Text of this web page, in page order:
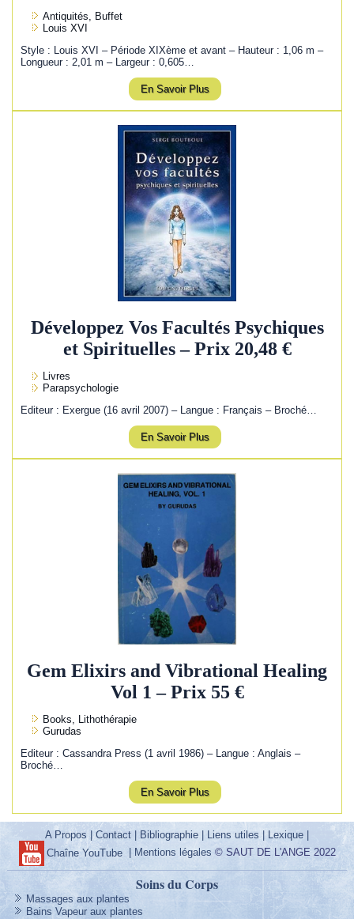
Antiquités, Buffet
Louis XVI
Style : Louis XVI – Période XIXème et avant – Hauteur : 1,06 m –
Longueur : 2,01 m – Largeur : 0,605…
En Savoir Plus
Développez Vos Facultés Psychiques
et Spirituelles – Prix 20,48 €
Livres
Parapsychologie
Editeur : Exergue (16 avril 2007) – Langue : Français – Broché…
En Savoir Plus
Gem Elixirs and Vibrational Healing
Vol 1 – Prix 55 €
Books, Lithothérapie
Gurudas
Editeur : Cassandra Press (1 avril 1986) – Langue : Anglais –
Broché…
En Savoir Plus
A Propos |Contact | Bibliographie | Liens utiles| Lexique |
Chaîne YouTube| Mentions légales © SAUT DE L'ANGE 2022
Soins du Corps
Massages aux plantes
Bains Vapeur aux plantes